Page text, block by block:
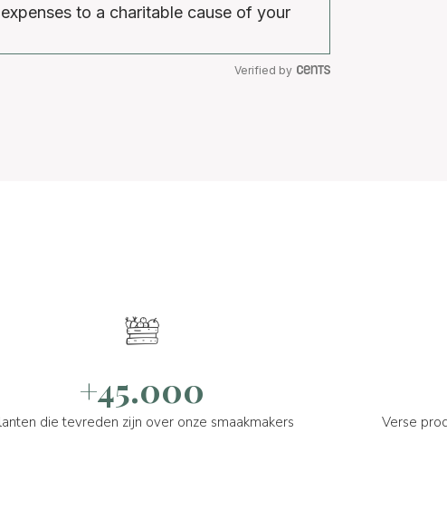
to a charitable cause of your
Verified by
+45.000
die tevreden zijn over onze smaakmakers
Verse